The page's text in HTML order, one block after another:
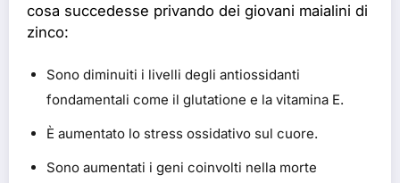
cosa succedesse privando dei giovani maialini di
zinco:
Sono diminuiti i livelli degli antiossidanti
fondamentali come il glutatione e la vitamina E.
È aumentato lo stress ossidativo sul cuore.
Sono aumentati i geni coinvolti nella morte